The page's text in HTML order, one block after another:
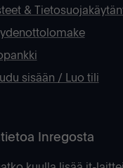
&
sisään / Luo tili
Inregosta